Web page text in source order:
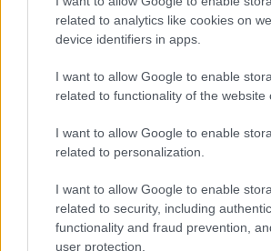
related to analytics like cookies on
device identifiers in apps.
I want to allow Google to enable
related to functionality of the website
I want to allow Google to enable
related to personalization.
I want to allow Google to enable
related to security, including
functionality and fraud prevention,
user protection.
freddyD•2026. június 30.
Filmbarátok Podcast #329 (Június
Téma:
-Borítókép (00:09:30)